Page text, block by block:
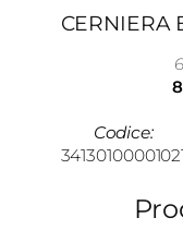
CERNIERA
Codice: